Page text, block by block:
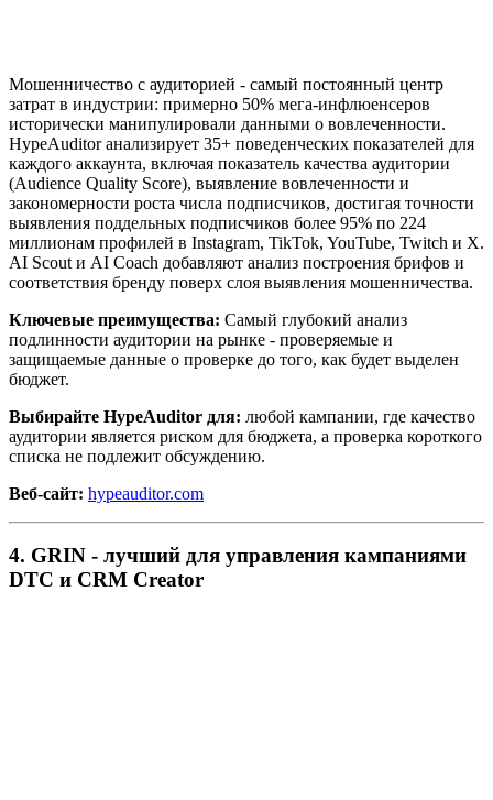
Мошенничество с аудиторией - самый постоянный центр
затрат в индустрии: примерно 50% мега-инфлюенсеров
исторически манипулировали данными о вовлеченности.
HypeAuditor анализирует 35+ поведенческих показателей для
каждого аккаунта, включая показатель качества аудитории
(Audience Quality Score), выявление вовлеченности и
закономерности роста числа подписчиков, достигая точности
выявления поддельных подписчиков более 95% по 224
миллионам профилей в Instagram, TikTok, YouTube, Twitch и X.
AI Scout и AI Coach добавляют анализ построения брифов и
соответствия бренду поверх слоя выявления мошенничества.
Ключевые преимущества: Самый глубокий анализ
подлинности аудитории на рынке - проверяемые и
защищаемые данные о проверке до того, как будет выделен
бюджет.
Выбирайте HypeAuditor для: любой кампании, где качество
аудитории является риском для бюджета, а проверка короткого
списка не подлежит обсуждению.
Веб-сайт: hypeauditor.com
4. GRIN - лучший для управления кампаниями
DTC и CRM Creator